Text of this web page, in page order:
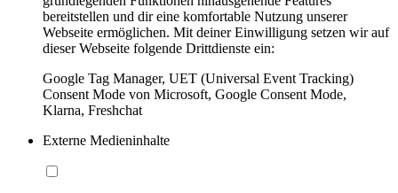
bereitstellen und dir eine komfortable Nutzung unserer
Webseite ermöglichen. Mit deiner Einwilligung setzen wir auf
dieser Webseite folgende Drittdienste ein:
Google Tag Manager, UET (Universal Event Tracking)
Consent Mode von Microsoft, Google Consent Mode,
Klarna, Freshchat
Externe Medieninhalte